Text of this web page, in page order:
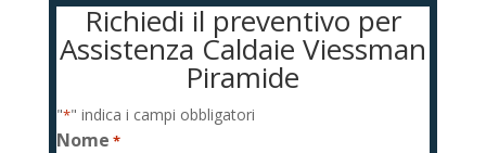
Richiedi il preventivo per
Assistenza Caldaie Viessman
Piramide
"*" indica i campi obbligatori
Nome *